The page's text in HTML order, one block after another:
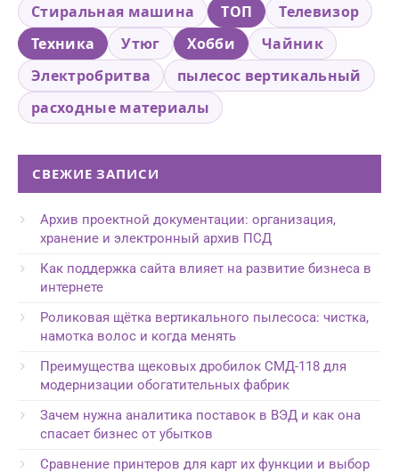
Стиральная машина
ТОП
Телевизор
Техника
Утюг Хобби
Чайник
Электробритва
пылесос вертикальный
расходные материалы
СВЕЖИЕ ЗАПИСИ
Архив проектной документации: организация,
хранение и электронный архив ПСД
Как поддержка сайта влияет на развитие бизнеса в
интернете
Роликовая щётка вертикального пылесоса: чистка,
намотка волос и когда менять
Преимущества щековых дробилок СМД-118 для
модернизации обогатительных фабрик
Зачем нужна аналитика поставок в ВЭД и как она
спасает бизнес от убытков
Сравнение принтеров для карт их функции и выбор